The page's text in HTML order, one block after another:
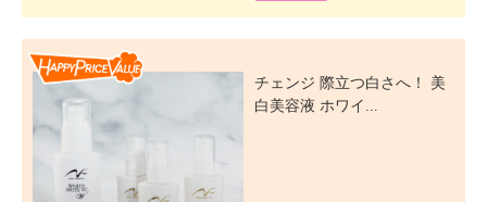
チェンジ 際立つ白さへ！ 美
白美容液 ホワイ...